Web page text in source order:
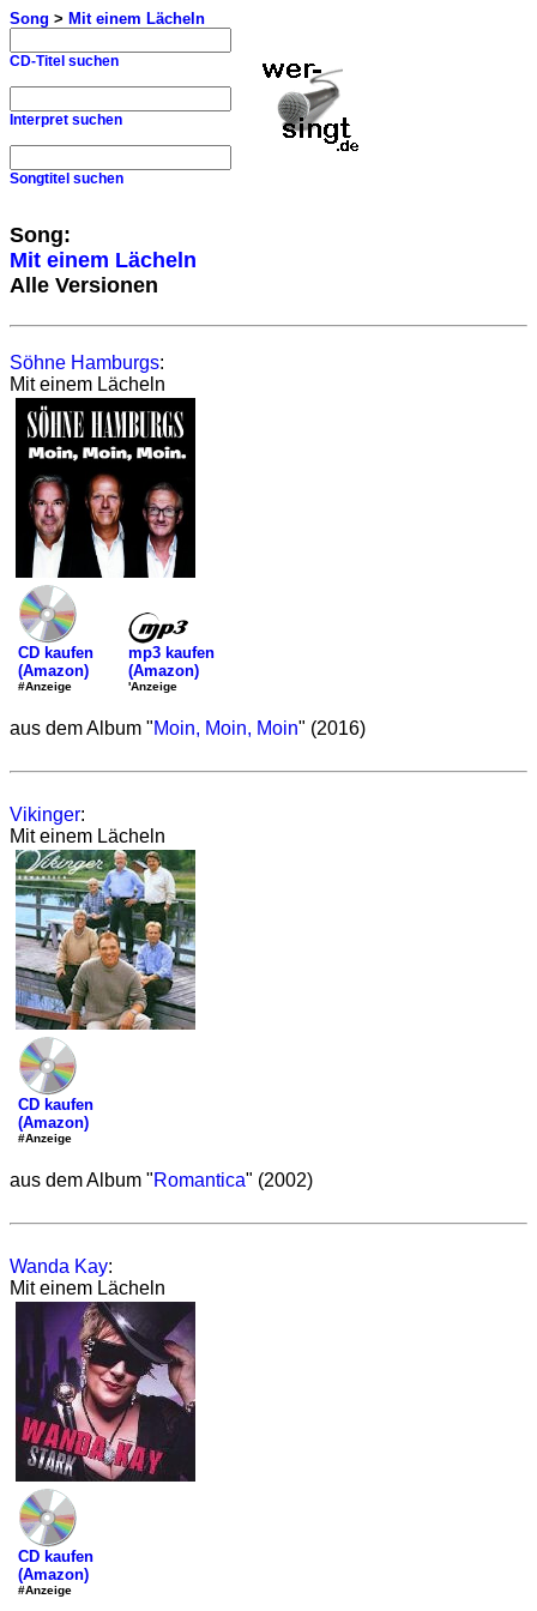
Song > Mit einem Lächeln
CD-Titel suchen
Interpret suchen
Songtitel suchen
Song:
Mit einem Lächeln
Alle Versionen
Söhne Hamburgs:
Mit einem Lächeln
CD kaufen
(Amazon)
#Anzeige
mp3 kaufen
(Amazon)
'Anzeige
aus dem Album "Moin, Moin, Moin" (2016)
Vikinger:
Mit einem Lächeln
CD kaufen
(Amazon)
#Anzeige
aus dem Album "Romantica" (2002)
Wanda Kay:
Mit einem Lächeln
CD kaufen
(Amazon)
#Anzeige